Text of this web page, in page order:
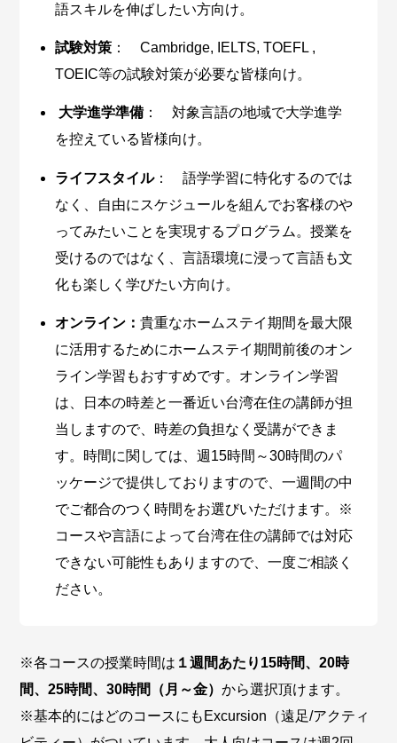
語スキルを伸ばしたい方向け。
試験対策 ： Cambridge, IELTS, TOEFL ,
TOEIC等の試験対策が必要な皆様向け。
大学進学準備 ： 対象言語の地域で大学進学
を控えている皆様向け。
ライフスタイル： 語学学習に特化するのでは
なく、自由にスケジュールを組んでお客様のや
ってみたいことを実現するプログラム。授業を
受けるのではなく、言語環境に浸って言語も文
化も楽しく学びたい方向け。
オンライン：貴重なホームステイ期間を最大限
に活用するためにホームステイ期間前後のオン
ライン学習もおすすめです。オンライン学習
は、日本の時差と一番近い台湾在住の講師が担
当しますので、時差の負担なく受講ができま
す。時間に関しては、週15時間～30時間のパ
ッケージで提供しておりますので、一週間の中
でご都合のつく時間をお選びいただけます。※
コースや言語によって台湾在住の講師では対応
できない可能性もありますので、一度ご相談く
ださい。
※各コースの授業時間は １週間あたり15時間、20時
間、25時間、30時間（月～金）から選択頂けます。
※基本的にはどのコースにもExcursion（遠足/アクティ